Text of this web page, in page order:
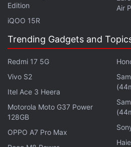
ग्राहकों के सवालों के जवाब भी दे सकती
Mornine ने कार का दरवाजा कैसे खोला?
Mornine ने 3D LiDAR, डेप्थ/
Language मॉडल की मदद से डोर
बॉडी मूवमेंट से दरवाजा खोला।
क्या इसमें इंसानी निर्देश शामिल थे?
Edition
iQOO 15R
Air
Trending Gadgets and
Redmi 17 5G
Vivo S2
Itel Ace 3 Heera
Motorola Moto G37 Power
128GB
OPPO A7 Pro Max